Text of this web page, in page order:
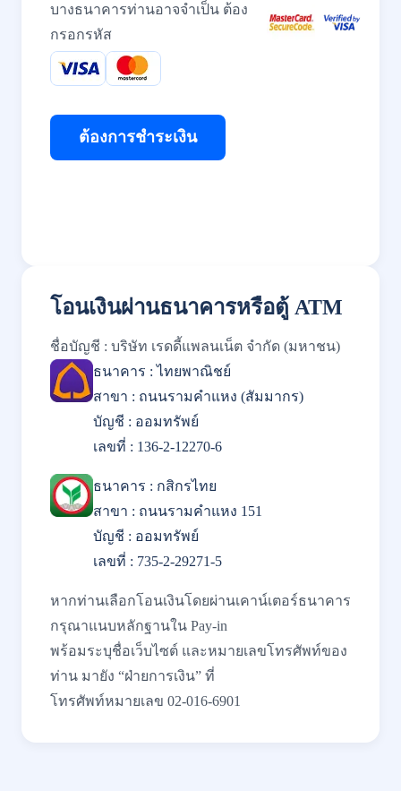
บางธนาคารท่านอาจจำเป็น ต้อง
กรอกรหัส
ต้องการชำระเงิน
โอนเงินผ่านธนาคารหรือตู้ ATM
ชื่อบัญชี : บริษัท เรดดี้แพลนเน็ต จำกัด (มหาชน)
ธนาคาร : ไทยพาณิชย์
สาขา : ถนนรามคำแหง (สัมมากร)
บัญชี : ออมทรัพย์
เลขที่ : 136-2-12270-6
ธนาคาร : กสิกรไทย
สาขา : ถนนรามคำแหง 151
บัญชี : ออมทรัพย์
เลขที่ : 735-2-29271-5
หากท่านเลือกโอนเงินโดยผ่านเคาน์เตอร์ธนาคาร
กรุณาแนบหลักฐานใน Pay-in
พร้อมระบุชื่อเว็บไซต์ และหมายเลขโทรศัพท์ของ
ท่าน มายัง “ฝ่ายการเงิน” ที่
โทรศัพท์หมายเลข 02-016-6901